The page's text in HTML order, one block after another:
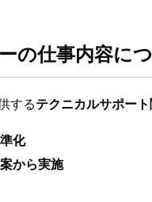
の仕事内容に
するテクニカルサポー
化
から実施